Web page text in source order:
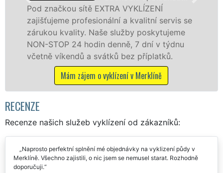
sítě EXTRA VYKLÍZENÍ
profesionální a kvalitní servis se
Naše služby poskytujeme
24 hodin denně, 7 dní v týdnu
a svátků bez příplatků.
zájem o vyklízení v Merklíně
jak
zárukou
STOP bez
RECENZE
Recenze našich služeb vyklízení od zákazníků:
Naprosto perfektní splnění mé objednávky na vyklizení půdy v
Merklíně. Všechno zajistili, o nic jsem se nemusel starat. Rozhodně
doporučuji.